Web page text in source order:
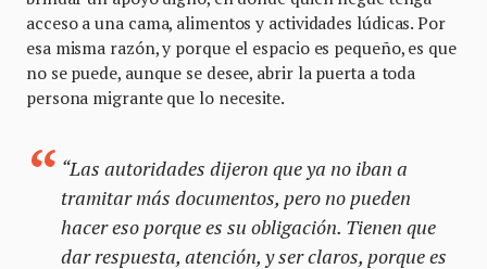
acceso a una cama, alimentos y actividades lúdicas. Por
esa misma razón, y porque el espacio es pequeño, es que
no se puede, aunque se desee, abrir la puerta a toda
persona migrante que lo necesite.
“Las autoridades dijeron que ya no iban a
tramitar más documentos, pero no pueden
hacer eso porque es su obligación. Tienen que
dar respuesta, atención, y ser claros, porque es